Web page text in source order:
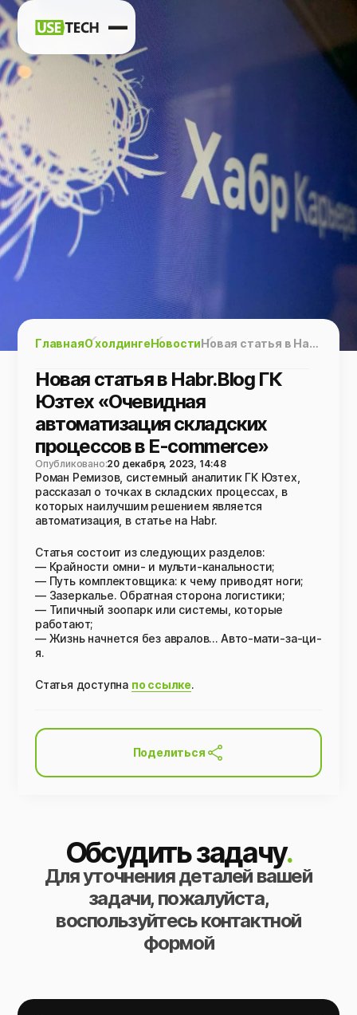
h vk tg
ГлавнаяО холдингеНовости Новая статья в Habr.Blog ГК Юзтех «Очевидная автоматизация складских процессов в E-commerce»
Новая статья в Habr.Blog ГК
Юзтех «Очевидная
автоматизация складских
процессов в E-commerce»
Опубликовано:20 декабря, 2023, 14:48
Роман Ремизов, системный аналитик ГК Юзтех,
рассказал о точках в складских процессах, в
которых наилучшим решением является
автоматизация, в статье на Habr.
Статья состоит из следующих разделов:
— Крайности омни- и мульти-канальности;
— Путь комплектовщика: к чему приводят ноги;
— Зазеркалье. Обратная сторона логистики;
— Типичный зоопарк или системы, которые
работают;
— Жизнь начнется без авралов… Авто-мати-за-ци-
я.
Статья доступна по ссылке.
Поделиться
Обсудить задачу.
Для уточнения деталей вашей
задачи, пожалуйста,
воспользуйтесь контактной
формой